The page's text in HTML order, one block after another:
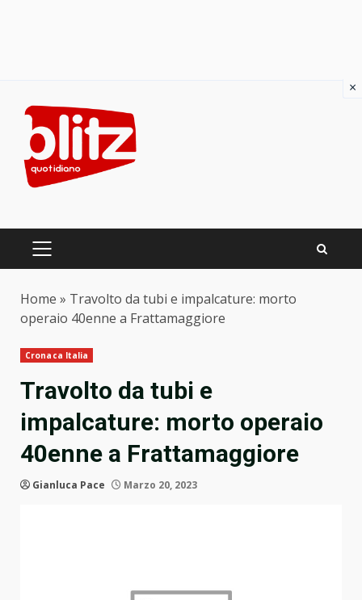
content
PRIMARY
Home » Travolto da tubi e impalcature: morto
operaio 40enne a Frattamaggiore
Cronaca Italia
Travolto da tubi e
impalcature: morto operaio
40enne a Frattamaggiore
Gianluca Pace Marzo 20, 2023
×